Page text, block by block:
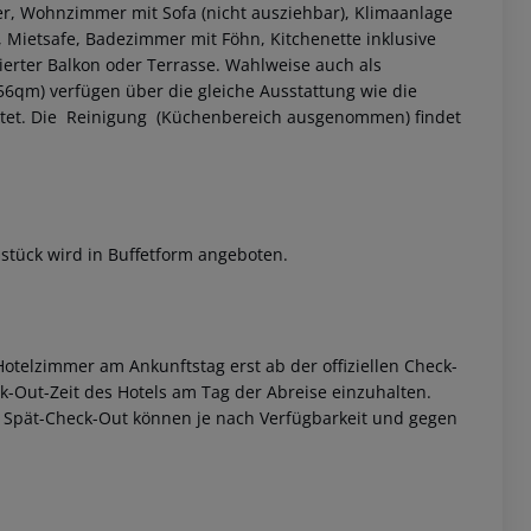
Wohnzimmer mit Sofa (nicht ausziehbar), Klimaanlage
Badezimmer mit Föhn, Kitchenette inklusive
Balkon oder Terrasse. Wahlweise auch als
56qm) verfügen über die gleiche Ausstattung wie die
Die Reinigung (Küchenbereich ausgenommen) findet
wird in Buffetform angeboten.
am Ankunftstag erst ab der offiziellen Check-
Out-Zeit des Hotels am Tag der Abreise einzuhalten.
Check-Out können je nach Verfügbarkeit und gegen